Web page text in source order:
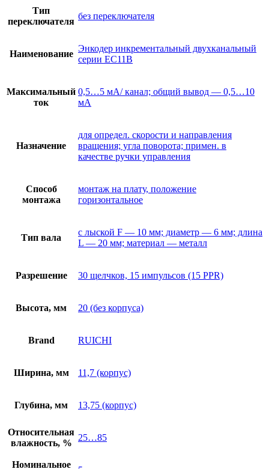
Тип
переключателя
без переключателя
Наименование
Энкодер инкрементальный двухканальный
серии EC11B
Максимальный
ток
0,5…5 мА/ канал; общий вывод — 0,5…10
мА
Назначение
для определ. скорости и направления
вращения; угла поворота; примен. в
качестве ручки управления
Способ
монтажа
монтаж на плату, положение
горизонтальное
Тип вала
с лыской F — 10 мм; диаметр — 6 мм; длина
L — 20 мм; материал — металл
Разрешение 30 щелчков, 15 импульсов (15 PPR)
Высота, мм 20 (без корпуса)
Brand RUICHI
Ширина, мм 11,7 (корпус)
Глубина, мм 13,75 (корпус)
Относительная
влажность, %
25…85
Номинальное